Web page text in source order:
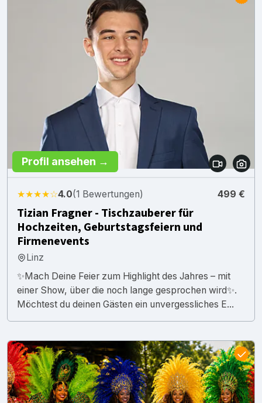
Profil ansehen →
★★★★☆4.0(1 Bewertungen) 499 €
Tizian Fragner - Tischzauberer für
Hochzeiten, Geburtstagsfeiern und
Firmenevents
Linz
✨Mach Deine Feier zum Highlight des Jahres – mit
einer Show, über die noch lange gesprochen wird✨.
Möchtest du deinen Gästen ein unvergessliches E...